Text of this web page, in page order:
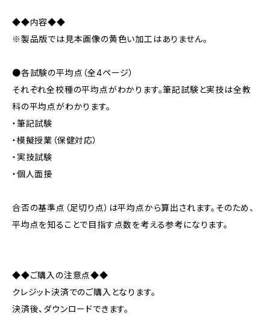
◆◆内容◆◆
※製品版では見本画像の黄色い加工はありません。
●各試験の平均点（全4ページ）
それぞれ全校種の平均点がわかります。筆記試験と実技は全教
科の平均点がわかります。
・筆記試験
・模擬授業（保健対応）
・実技試験
・個人面接
合否の基準点（足切り点）は平均点から算出されます。そのため、
平均点を知ることで目指す点数を考える参考になります。
◆◆ご購入の注意点◆◆
クレジット決済でのご購入となります。
決済後、ダウンロードできます。